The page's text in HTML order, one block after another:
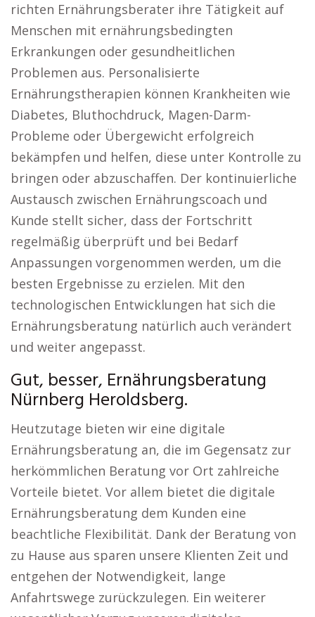
richten Ernährungsberater ihre Tätigkeit auf
Menschen mit ernährungsbedingten
Erkrankungen oder gesundheitlichen
Problemen aus. Personalisierte
Ernährungstherapien können Krankheiten wie
Diabetes, Bluthochdruck, Magen-Darm-
Probleme oder Übergewicht erfolgreich
bekämpfen und helfen, diese unter Kontrolle zu
bringen oder abzuschaffen. Der kontinuierliche
Austausch zwischen Ernährungscoach und
Kunde stellt sicher, dass der Fortschritt
regelmäßig überprüft und bei Bedarf
Anpassungen vorgenommen werden, um die
besten Ergebnisse zu erzielen. Mit den
technologischen Entwicklungen hat sich die
Ernährungsberatung natürlich auch verändert
und weiter angepasst.
Gut, besser, Ernährungsberatung
Nürnberg Heroldsberg.
Heutzutage bieten wir eine digitale
Ernährungsberatung an, die im Gegensatz zur
herkömmlichen Beratung vor Ort zahlreiche
Vorteile bietet. Vor allem bietet die digitale
Ernährungsberatung dem Kunden eine
beachtliche Flexibilität. Dank der Beratung von
zu Hause aus sparen unsere Klienten Zeit und
entgehen der Notwendigkeit, lange
Anfahrtswege zurückzulegen. Ein weiterer